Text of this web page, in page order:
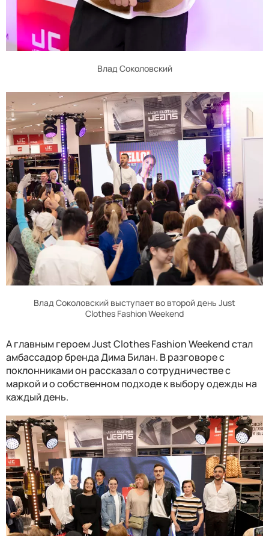
Влад Соколовский
Влад Соколовский выступает во второй день Just
Clothes Fashion Weekend
А главным героем Just Clothes Fashion Weekend стал
амбассадор бренда Дима Билан. В разговоре с
поклонниками он рассказал о сотрудничестве с
маркой и о собственном подходе к выбору одежды на
каждый день.